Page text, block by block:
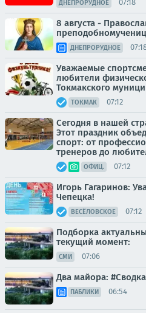
ДНЕПРОРУДНОЕ 07:18
8 августа -
ДНЕПРОРУДНОЕ
Уважаемые
любители
Токмакского
ТОКМАК 07:12
Сегодня в нашей
Этот праздник
спорт: от
тренеров до
ОФИЦ. 07:12
Игорь Гагаринов:
Чепецка!
ВЕСЁЛОВСКОЕ 07:12
Подборка
текущий момент:
СМИ 07:06
Два майора:
ПАБЛИКИ 06:54